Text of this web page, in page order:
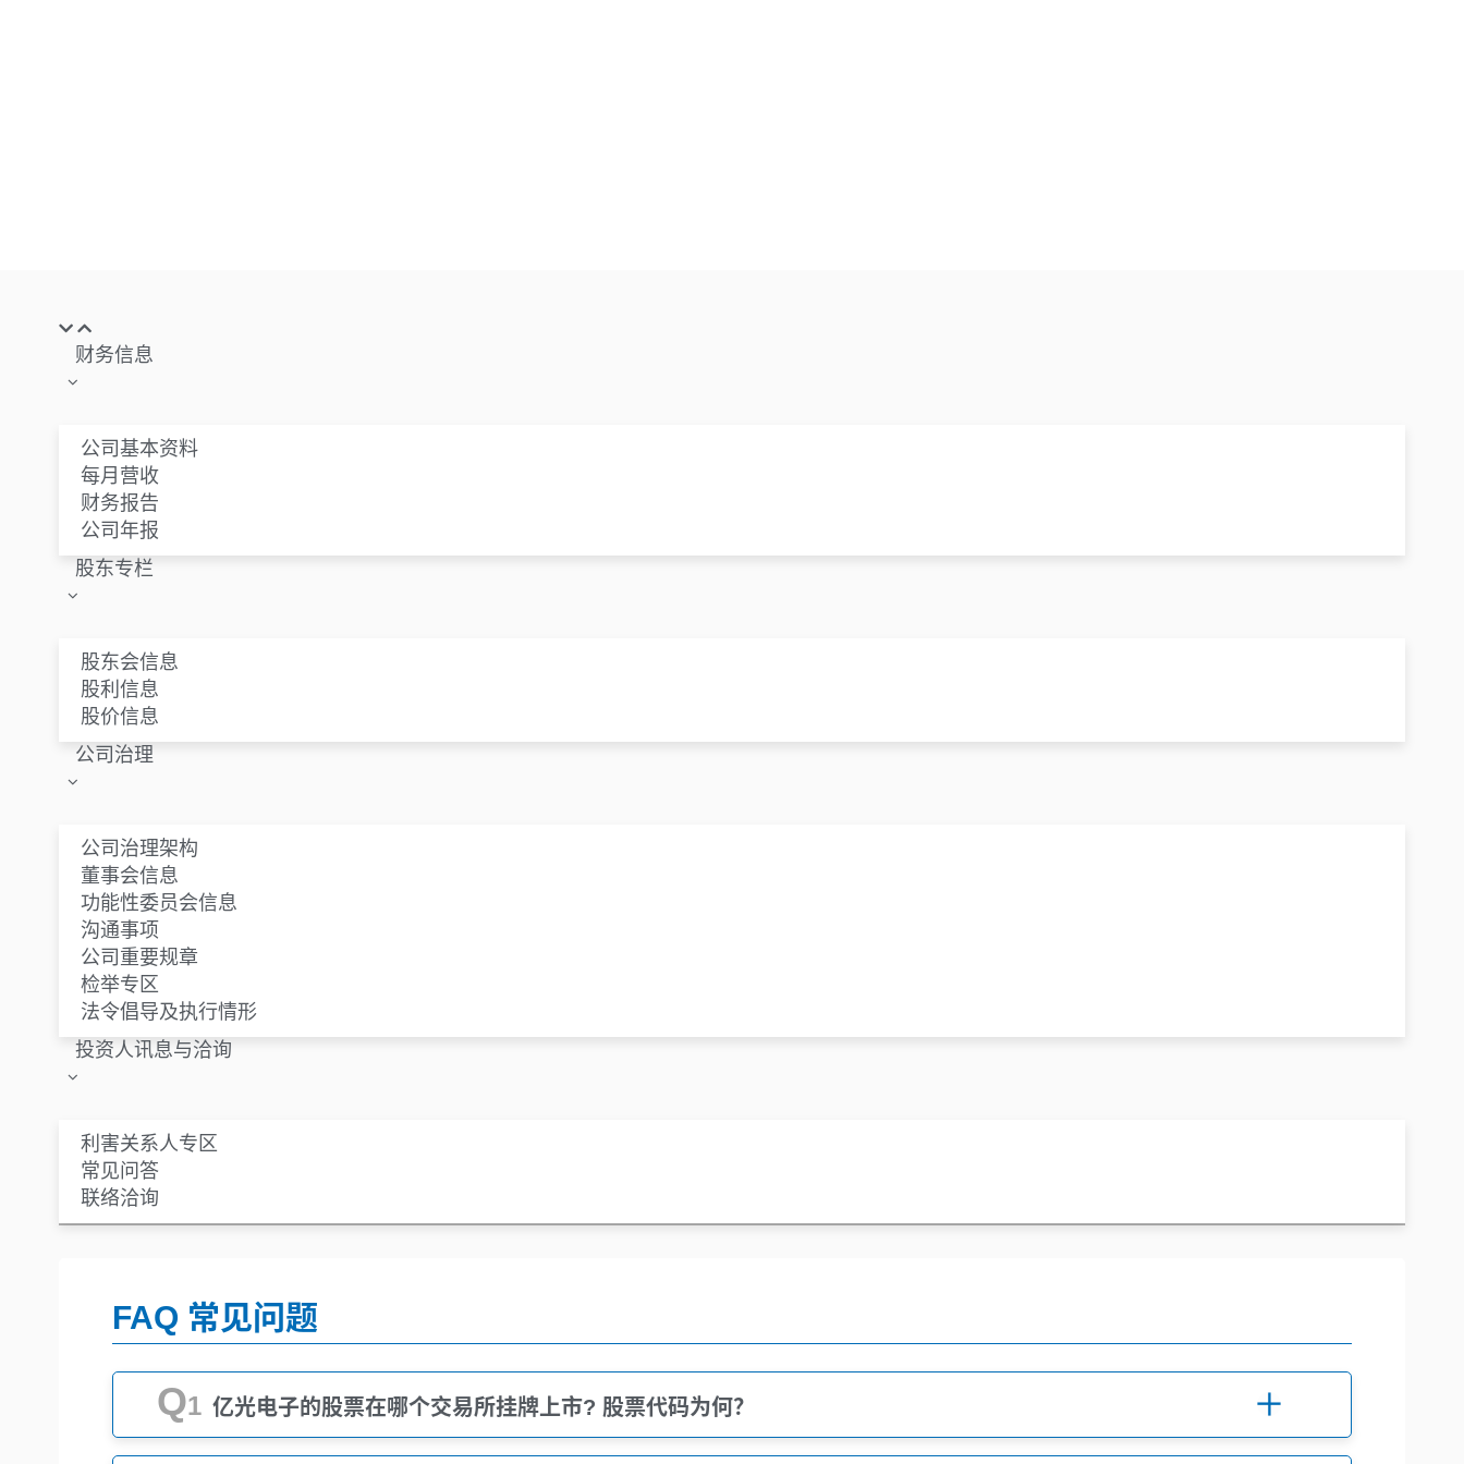
财务信息
公司基本资料
每月营收
财务报告
公司年报
股东专栏
股东会信息
股利信息
股价信息
公司治理
公司治理架构
董事会信息
功能性委员会信息
沟通事项
公司重要规章
检举专区
法令倡导及执行情形
投资人讯息与洽询
利害关系人专区
常见问答
联络洽询
FAQ 常见问题
Q1 亿光电子的股票在哪个交易所挂牌上市? 股票代码为何？